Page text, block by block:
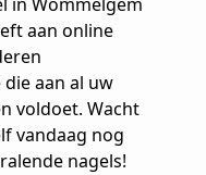
aan online
aan al uw
voldoet. Wacht
vandaag nog
nagels!